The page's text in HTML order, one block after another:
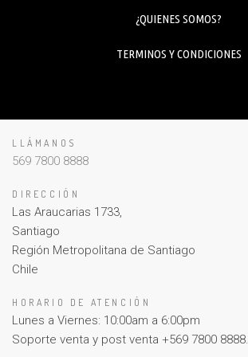
¿QUIENES SOMOS?
TERMINOS Y CONDICIONES
LLÁMANOS
569 7800 8888
DIRECCIÓN
Las Araucarias 1733,
Santiago
Región Metropolitana de Santiago
Chile
HORARIO DE ATENCIÓN
Lunes a Viernes: 10:00am a 6:00pm
Soporte venta y post venta +569 7800 8888.